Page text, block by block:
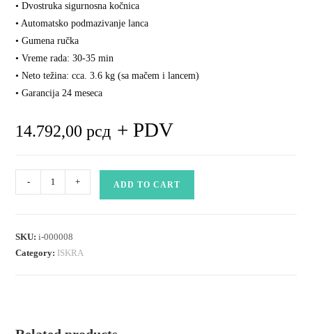
• Dvostruka sigurnosna kočnica
• Automatsko podmazivanje lanca
• Gumena ručka
• Vreme rada: 30-35 min
• Neto težina: cca. 3.6 kg (sa mačem i lancem)
• Garancija 24 meseca
14.792,00рсд + PDV
AKUMULATORSKA
LANČANA
EC36
- + ADD TO CART
SKU:i-000008
Category: ISKRA